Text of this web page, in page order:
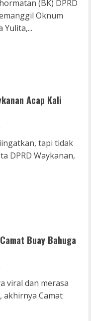
(BK) DPRD
Oknum
Yulita,...
Acap Kali
tapi tidak
DPRD Waykanan,
Buay Bahuga
viral dan merasa
akhirnya Camat
Pre-DVDRip
Portable +
Clean